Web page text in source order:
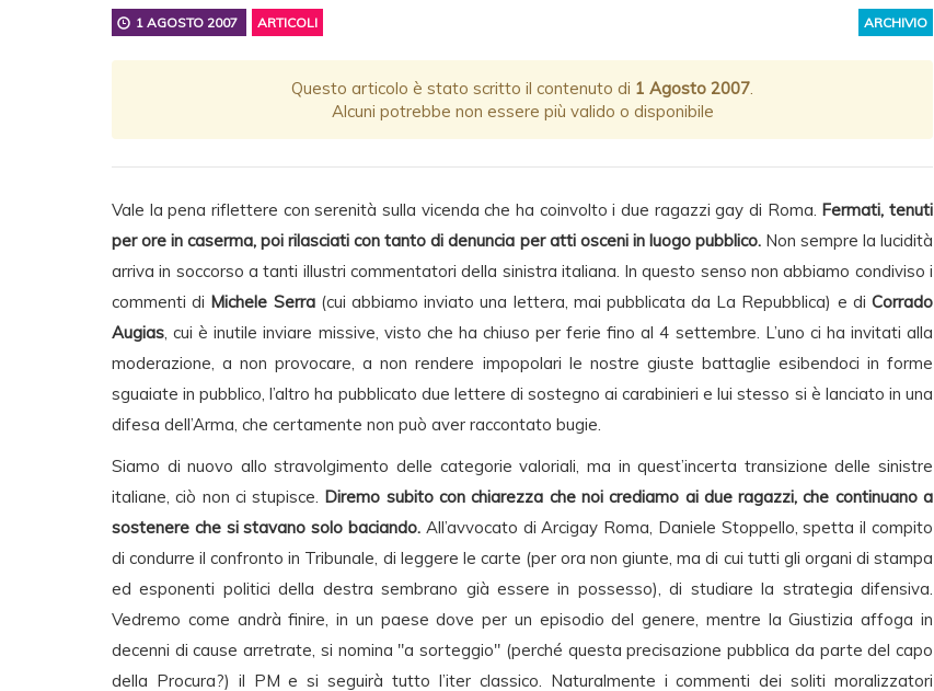
ARCHIVIO
1 AGOSTO 2007 ARTICOLI
Questo articolo è stato scritto il contenuto di 1 Agosto 2007.
Alcuni potrebbe non essere più valido o disponibile
Vale la pena riflettere con serenità sulla vicenda che ha coinvolto i due ragazzi gay di Roma. Fermati, tenuti
per ore in caserma, poi rilasciati con tanto di denuncia per atti osceni in luogo pubblico.Non sempre la lucidità
arriva in soccorso a tanti illustri commentatori della sinistra italiana. In questo senso non abbiamo condiviso i
commenti di Michele Serra(cui abbiamo inviato una lettera, mai pubblicata da La Repubblica) e di Corrado
Augias, cui è inutile inviare missive, visto che ha chiuso per ferie fino al 4 settembre. L’uno ci ha invitati alla
moderazione, a non provocare, a non rendere impopolari le nostre giuste battaglie esibendoci in forme
sguaiate in pubblico, l’altro ha pubblicato due lettere di sostegno ai carabinieri e lui stesso si è lanciato in una
difesa dell’Arma, che certamente non può aver raccontato bugie.
Siamo di nuovo allo stravolgimento delle categorie valoriali, ma in quest’incerta transizione delle sinistre
italiane, ciò non ci stupisce. Diremo subito con chiarezza che noi crediamo ai due ragazzi, che continuano a
sostenere che si stavano solo baciando.All’avvocato di Arcigay Roma, Daniele Stoppello, spetta il compito
di condurre il confronto in Tribunale, di leggere le carte (per ora non giunte, ma di cui tutti gli organi di stampa
ed esponenti politici della destra sembrano già essere in possesso), di studiare la strategia difensiva.
Vedremo come andrà finire, in un paese dove per un episodio del genere, mentre la Giustizia affoga in
decenni di cause arretrate, si nomina "a sorteggio" (perché questa precisazione pubblica da parte del capo
della Procura?) il PM e si seguirà tutto l’iter classico. Naturalmente i commenti dei soliti moralizzatori